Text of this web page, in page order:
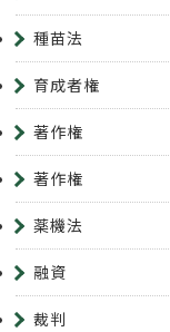
種苗法
育成者権
著作権
著作権
薬機法
融資
裁判